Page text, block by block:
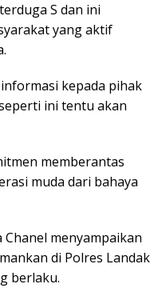
S dan ini
yang aktif
kepada pihak
ini tentu akan
memberantas
muda dari bahaya
menyampaikan
di Polres Landak
berlaku.